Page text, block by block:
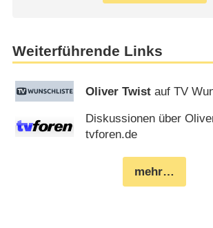
Weiterführende Links
Oliver Twist auf TV
Diskussionen über
tvforen.de
mehr…